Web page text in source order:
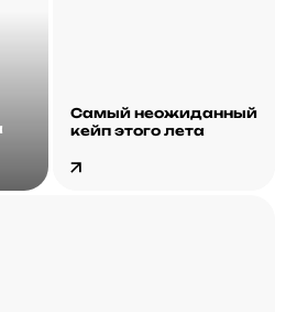
Самый неожиданный
кейп этого лета